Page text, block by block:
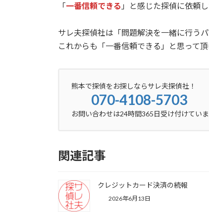
「一番信頼できる 」と感じた探偵に依頼し
サレ夫探偵社は「問題解決を一緒に行うパ
これからも「一番信頼できる」と思って頂
熊本で探偵をお探しならサレ夫探偵社！
070-4108-5703
お問い合わせは24時間365日受け付けてい
関連記事
クレジットカード決済の続報
2026年6月13日